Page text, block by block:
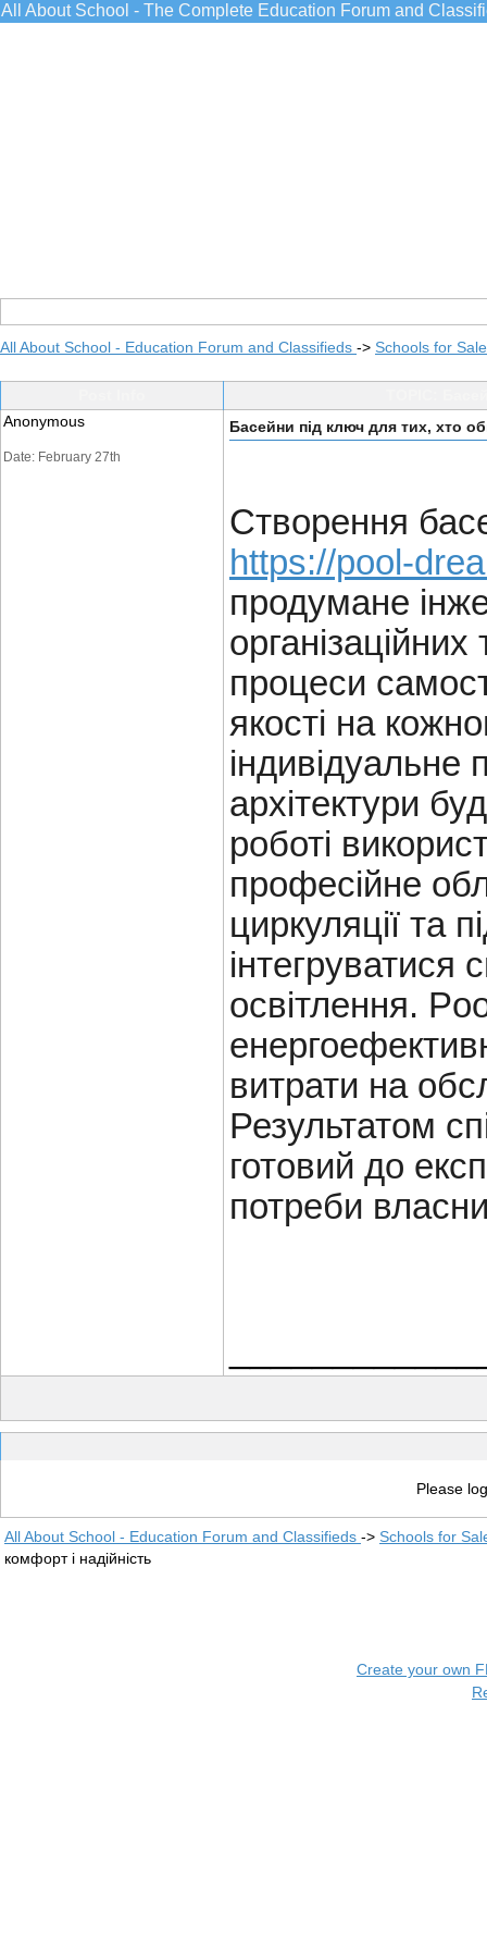
All About School - The Complete Education Forum and
All About School - Education Forum and Classifieds -> Schools for Sale
Anonymous
Date: February 27th
Басейни під ключ для тих, хто
Створення
https://pool-
продумане
процеси
якості на
індивідуальне
архітектури
роботі
професійне
циркуляції та
інтегруватися
освітлення.
витрати на
Результатом
готовий до
потреби
Please
All About School - Education Forum and Classifieds -> Schools for
комфорт і надійність
Create your own